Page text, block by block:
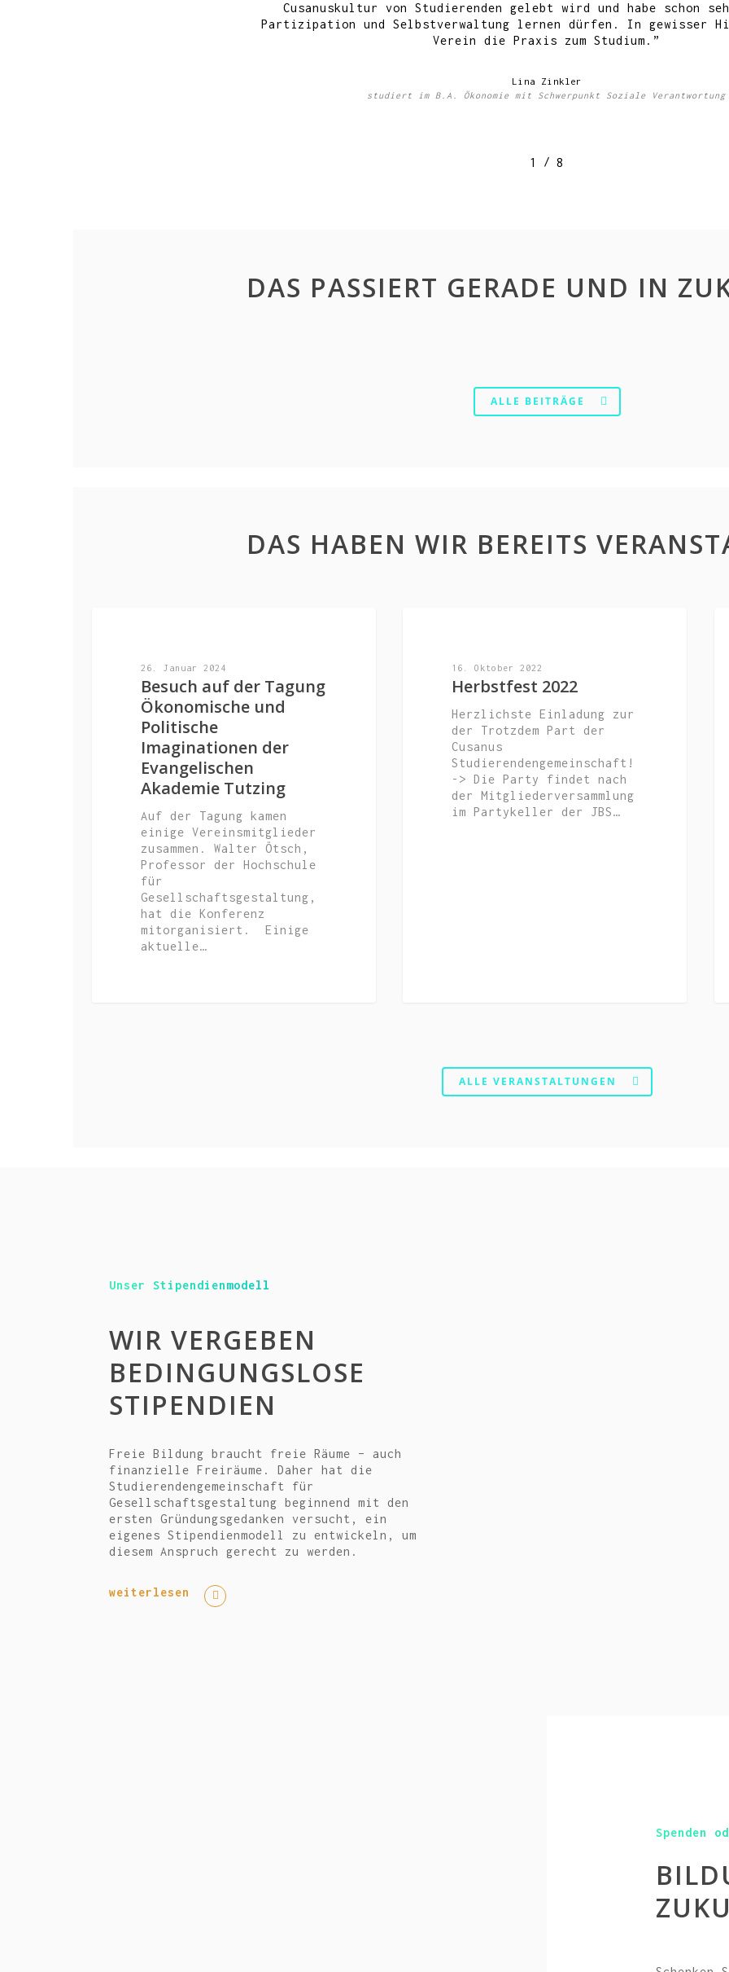
Cusanuskultur von Studierenden gelebt wird und habe schon
Partizipation und Selbstverwaltung lernen dürfen. In gewisser
Verein die Praxis zum Studium. ”
Lina Zinkler
studiert im B.A. Ökonomie mit Schwerpunkt Soziale Verantwortung
1 2
/ 8
DAS PASSIERT GERADE UND IN
ALLE BEITRÄGE
DAS HABEN WIR BEREITS
26. Januar 2024
Besuch auf der Tagung
Ökonomische und
Politische
Imaginationen der
Evangelischen
Akademie Tutzing
Auf der Tagung kamen
einige Vereinsmitglieder
zusammen. Walter Ötsch,
Professor der Hochschule
für
Gesellschaftsgestaltung,
hat die Konferenz
mitorganisiert. Einige
aktuelle…
16. Oktober 2022
Herbstfest 2022
Herzlichste Einladung zur
der Trotzdem Part der
Cusanus
Studierendengemeinschaft!
-> Die Party findet nach
der Mitgliederversammlung
im Partykeller der JBS…
ALLE VERANSTALTUNGEN
Unser Stipendienmodell
WIR VERGEBEN
BEDINGUNGSLOSE
STIPENDIEN
Freie Bildung braucht freie Räume – auch
finanzielle Freiräume. Daher hat die
Studierendengemeinschaft für
Gesellschaftsgestaltung beginnend mit den
ersten Gründungsgedanken versucht, ein
eigenes Stipendienmodell zu entwickeln, um
diesem Anspruch gerecht zu werden.
weiterlesen
Spenden